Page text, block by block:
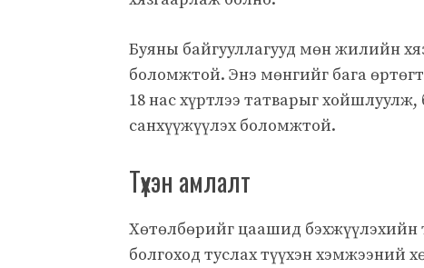
Буяны байгууллагууд мөн жилийн
боломжтой. Энэ мөнгийг бага
18 нас хүртлээ татварыг хойшлуулж,
санхүүжүүлэх боломжтой.
Түүхэн амлалт
Хөтөлбөрийг цаашид бэхжүүлэхийн
болгоход туслах түүхэн хэмжээний